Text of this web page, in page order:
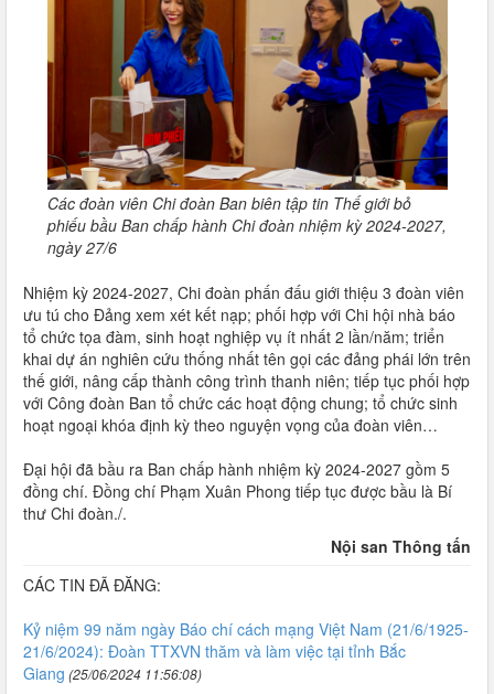
Các đoàn viên Chi đoàn Ban biên tập tin Thế giới bỏ
phiếu bầu Ban chấp hành Chi đoàn nhiệm kỳ 2024-2027,
ngày 27/6
Nhiệm kỳ 2024-2027, Chi đoàn phấn đấu giới thiệu 3 đoàn viên
ưu tú cho Đảng xem xét kết nạp; phối hợp với Chi hội nhà báo
tổ chức tọa đàm, sinh hoạt nghiệp vụ ít nhất 2 lần/năm; triển
khai dự án nghiên cứu thống nhất tên gọi các đảng phái lớn trên
thế giới, nâng cấp thành công trình thanh niên; tiếp tục phối hợp
với Công đoàn Ban tổ chức các hoạt động chung; tổ chức sinh
hoạt ngoại khóa định kỳ theo nguyện vọng của đoàn viên…
Đại hội đã bầu ra Ban chấp hành nhiệm kỳ 2024-2027 gồm 5
đồng chí. Đồng chí Phạm Xuân Phong tiếp tục được bầu là Bí
thư Chi đoàn./.
Nội san Thông tấn
CÁC TIN ĐÃ ĐĂNG:
Kỷ niệm 99 năm ngày Báo chí cách mạng Việt Nam (21/6/1925-
21/6/2024): Đoàn TTXVN thăm và làm việc tại tỉnh Bắc
Giang (25/06/2024 11:56:08)